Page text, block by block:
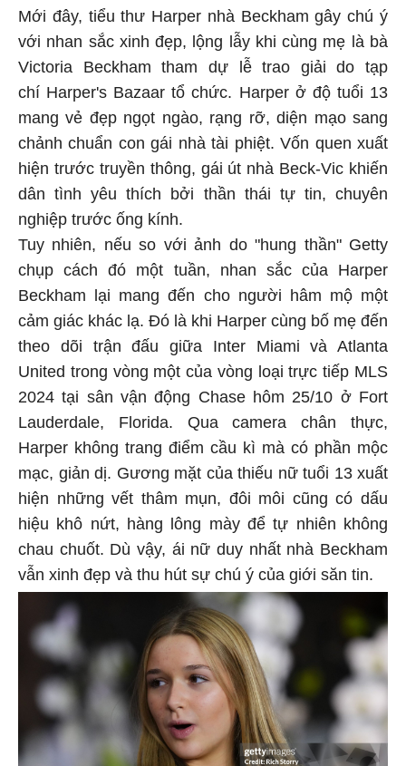
Mới đây, tiểu thư Harper nhà Beckham gây chú ý
với nhan sắc xinh đẹp, lộng lẫy khi cùng mẹ là bà
Victoria Beckham tham dự lễ trao giải do tạp
chí Harper's Bazaar tổ chức. Harper ở độ tuổi 13
mang vẻ đẹp ngọt ngào, rạng rỡ, diện mạo sang
chảnh chuẩn con gái nhà tài phiệt. Vốn quen xuất
hiện trước truyền thông, gái út nhà Beck-Vic khiến
dân tình yêu thích bởi thần thái tự tin, chuyên
nghiệp trước ống kính.
Tuy nhiên, nếu so với ảnh do "hung thần" Getty
chụp cách đó một tuần, nhan sắc của Harper
Beckham lại mang đến cho người hâm mộ một
cảm giác khác lạ. Đó là khi Harper cùng bố mẹ đến
theo dõi trận đấu giữa Inter Miami và Atlanta
United trong vòng một của vòng loại trực tiếp MLS
2024 tại sân vận động Chase hôm 25/10 ở Fort
Lauderdale, Florida. Qua camera chân thực,
Harper không trang điểm cầu kì mà có phần mộc
mạc, giản dị. Gương mặt của thiếu nữ tuổi 13 xuất
hiện những vết thâm mụn, đôi môi cũng có dấu
hiệu khô nứt, hàng lông mày để tự nhiên không
chau chuốt. Dù vậy, ái nữ duy nhất nhà Beckham
vẫn xinh đẹp và thu hút sự chú ý của giới săn tin.